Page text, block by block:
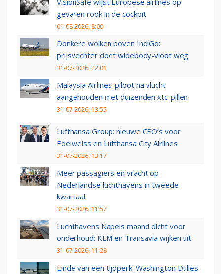
VisionSafe wijst Europese airlines op
gevaren rook in de cockpit
01-08-2026, 8:00
Donkere wolken boven IndiGo:
prijsvechter doet widebody-vloot weg
31-07-2026, 22:01
Malaysia Airlines-piloot na vlucht
aangehouden met duizenden xtc-pillen
31-07-2026, 13:55
Lufthansa Group: nieuwe CEO’s voor
Edelweiss en Lufthansa City Airlines
31-07-2026, 13:17
Meer passagiers en vracht op
Nederlandse luchthavens in tweede
kwartaal
31-07-2026, 11:57
Luchthavens Napels maand dicht voor
onderhoud: KLM en Transavia wijken uit
31-07-2026, 11:28
Einde van een tijdperk: Washington Dulles